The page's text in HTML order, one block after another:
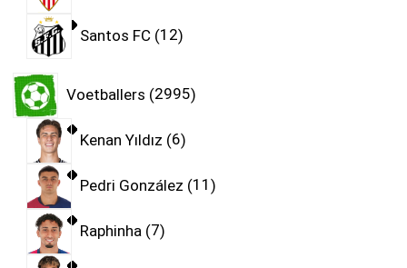
Santos FC 12
Voetballers 2995
Kenan Yıldız 6
Pedri González 11
Raphinha 7